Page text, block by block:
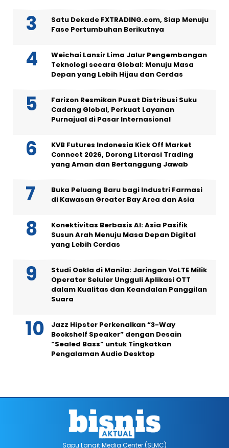
Satu Dekade FXTRADING.com, Siap Menuju
Fase Pertumbuhan Berikutnya
Weichai Lansir Lima Jalur Pengembangan
Teknologi secara Global: Menuju Masa
Depan yang Lebih Hijau dan Cerdas
Farizon Resmikan Pusat Distribusi Suku
Cadang Global, Perkuat Layanan
Purnajual di Pasar Internasional
KVB Futures Indonesia Kick Off Market
Connect 2026, Dorong Literasi Trading
yang Aman dan Bertanggung Jawab
Buka Peluang Baru bagi Industri Farmasi
di Kawasan Greater Bay Area dan Asia
Konektivitas Berbasis AI: Asia Pasifik
Susun Arah Menuju Masa Depan Digital
yang Lebih Cerdas
Studi Ookla di Manila: Jaringan VoLTE Milik
Operator Seluler Ungguli Aplikasi OTT
dalam Kualitas dan Keandalan Panggilan
Suara
Jazz Hipster Perkenalkan “3-Way
Bookshelf Speaker” dengan Desain
“Sealed Bass” untuk Tingkatkan
Pengalaman Audio Desktop
Sapu Langit Media Center (SLMC)